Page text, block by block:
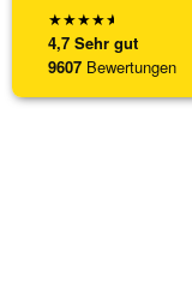
★★★★★
4,7 Sehr gut
9607 Bewertungen